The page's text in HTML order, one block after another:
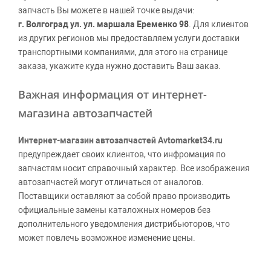
запчасть Вы можете в нашей точке выдачи:
г. Волгоград ул. ул. маршала Еременко 98 . Для клиентов
из других регионов мы предоставляем услуги доставки
транспортными компаниями, для этого на странице
заказа, укажите куда нужно доставить Ваш заказ.
Важная информация от интернет-
магазина автозапчастей
Интернет-магазин автозапчастей Avtomarket34.ru
предупреждает своих клиентов, что инфромация по
запчастям носит справочный характер. Все изображения
автозапчастей могут отличаться от аналогов.
Поставщики оставляют за собой право производить
официальные замены каталожных номеров без
дополнительного уведомления дистрибьюторов, что
может повлечь возможное изменение цены.